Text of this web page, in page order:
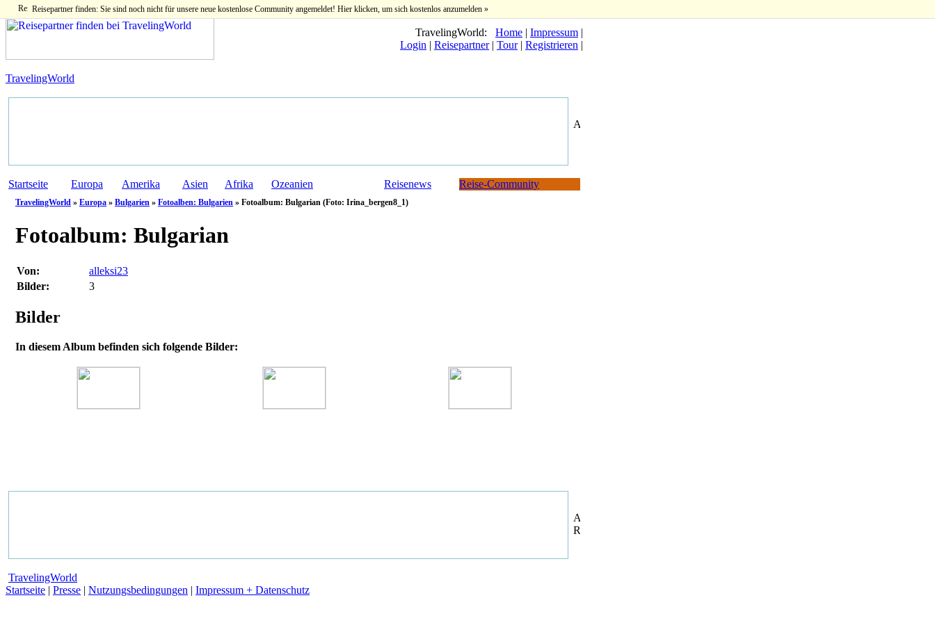
Reisepartner finden: Sie sind noch nicht für unsere neue kostenlose Community angemeldet! Hier klicken, um sich kostenlos anzumelden »
TravelingWorld: Home | Impressum |
Login | Reisepartner| Tour| Registrieren |
TravelingWorld
Startseite Europa Amerika Asien Afrika Ozeanien Reisenews Reise-Community
TravelingWorld » Europa » Bulgarien » Fotoalben: Bulgarien » Fotoalbum: Bulgarian (Foto: Irina_bergen8_1)
Fotoalbum: Bulgarian
Von:
alleksi23
Bilder:
3
Bilder
In diesem Album befinden sich folgende Bilder:
TravelingWorld
Startseite | Presse | Nutzungsbedingungen | Impressum + Datenschutz